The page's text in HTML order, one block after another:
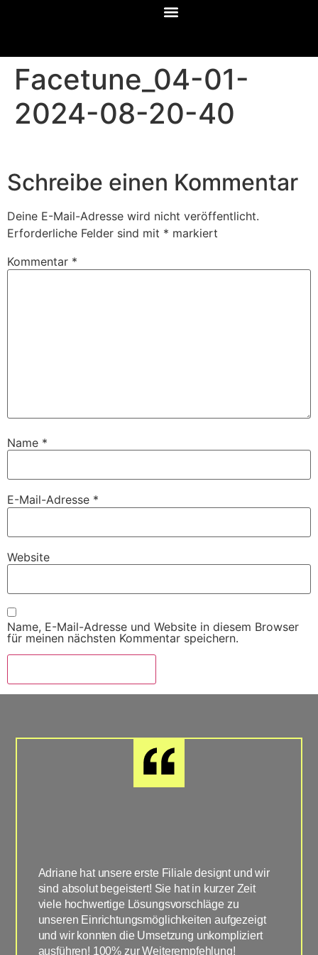
Facetune_04-01-
2024-08-20-40
Schreibe einen Kommentar
Deine E-Mail-Adresse wird nicht veröffentlicht.
Erforderliche Felder sind mit * markiert
Kommentar *
Name *
E-Mail-Adresse *
Website
Name, E-Mail-Adresse und Website in diesem Browser
für meinen nächsten Kommentar speichern.
Adriane hat unsere erste Filiale designt und wir
sind absolut begeistert! Sie hat in kurzer Zeit
viele hochwertige Lösungsvorschläge zu
unseren Einrichtungsmöglichkeiten aufgezeigt
und wir konnten die Umsetzung unkompliziert
ausführen! 100% zur Weiterempfehlung!